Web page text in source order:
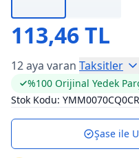
113,46 TL
12 aya varan Taksitler
%100 Orijinal Yedek
Stok Kodu:
Şase ile